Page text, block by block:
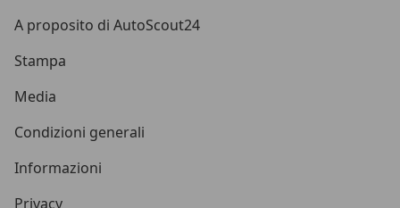
A proposito di AutoScout24
Stampa
Media
Condizioni generali
Informazioni
Privacy